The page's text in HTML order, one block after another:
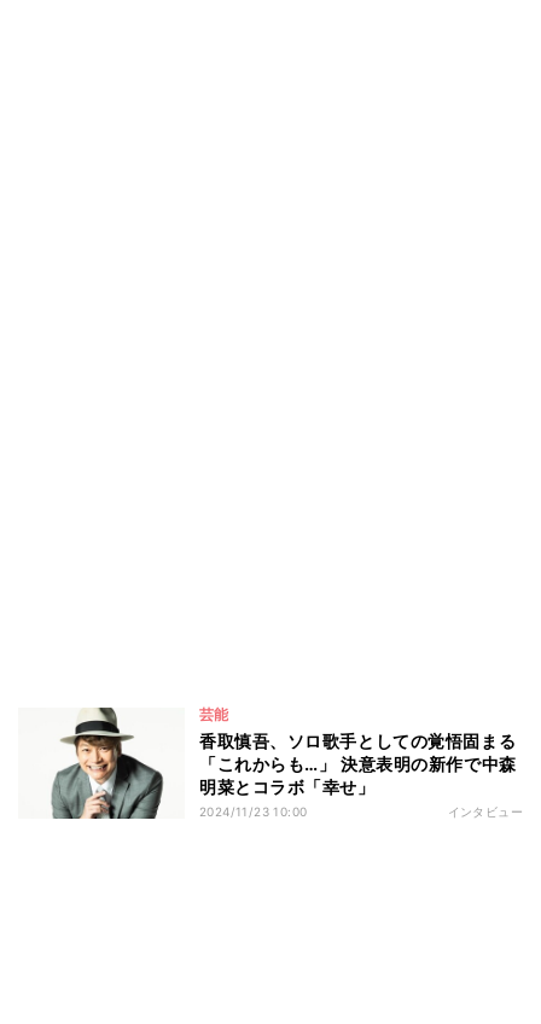
芸能
香取慎吾、ソロ歌手としての覚悟固まる
「これからも…」 決意表明の新作で中森
明菜とコラボ「幸せ」
2024/11/23 10:00 インタビュー